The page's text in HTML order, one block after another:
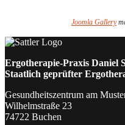
Joomla Gallery
Ergotherapie-Praxis Daniel
Staatlich geprüfter
Gesundheitszentrum am
Wilhelmstraße 23
74722 Buchen